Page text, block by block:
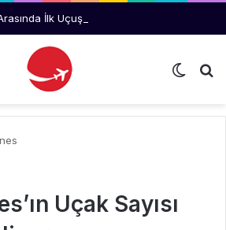
Dış
Uçak Sayısı